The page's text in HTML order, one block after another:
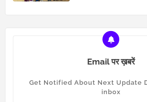
Email पर ख़बरें
Get Notified About Next Update
inbox